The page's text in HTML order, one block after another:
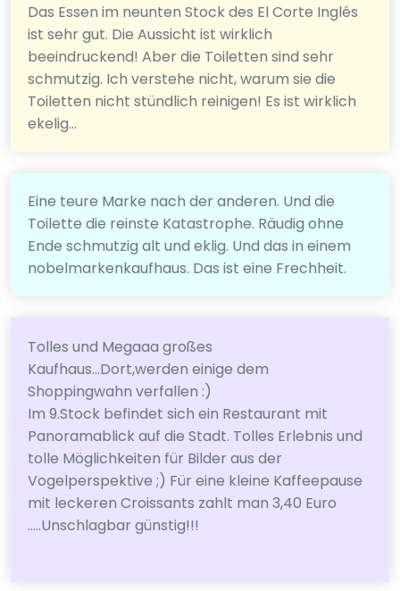
Das Essen im neunten Stock des El Corte Inglés
ist sehr gut. Die Aussicht ist wirklich
beeindruckend! Aber die Toiletten sind sehr
schmutzig. Ich verstehe nicht, warum sie die
Toiletten nicht stündlich reinigen! Es ist wirklich
ekelig...
Eine teure Marke nach der anderen. Und die
Toilette die reinste Katastrophe. Räudig ohne
Ende schmutzig alt und eklig. Und das in einem
nobelmarkenkaufhaus. Das ist eine Frechheit.
Tolles und Megaaa großes
Kaufhaus...Dort,werden einige dem
Shoppingwahn verfallen :)
Im 9.Stock befindet sich ein Restaurant mit
Panoramablick auf die Stadt. Tolles Erlebnis und
tolle Möglichkeiten für Bilder aus der
Vogelperspektive ;) Für eine kleine Kaffeepause
mit leckeren Croissants zahlt man 3,40 Euro
.....Unschlagbar günstig!!!